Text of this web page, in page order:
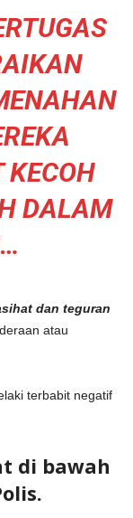
DALAM
dan teguran
atau
terbabit negatif
di bawah